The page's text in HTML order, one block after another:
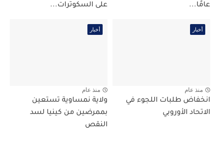
عامًا...
على السكوترات...
أخبار
منذ عام
انخفاض طلبات اللجوء في
الاتحاد الأوروبي
أخبار
منذ عام
ولاية نمساوية تستعين
بممرضين من كينيا لسد
النقص